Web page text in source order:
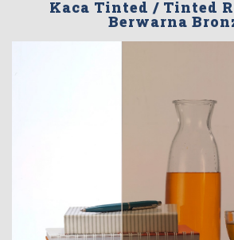
Kaca Tinted / Tinted
Berwarna